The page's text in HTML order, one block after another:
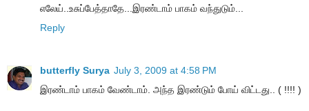
எலேய்..உசுப்பேத்தாதே...இரண்டாம் பாகம் வந்துடும்...
Reply
butterfly Surya July 3, 2009 at 4:58 PM
இரண்டாம் பாகம் வேண்டாம். அந்த இரண்டும் போய் விட்டது.. ( !!!! )